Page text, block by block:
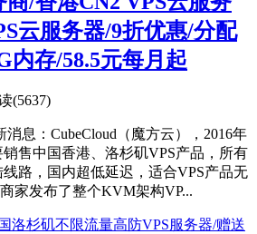
云服务器/9折优惠/分配
内存/58.5元每月起
(5637)
息：CubeCloud（魔方云），2016年
售中国香港、洛杉矶VPS产品，所有
路，国内超低延迟，适合VPS产品无
家发布了整个KVM架构VP...